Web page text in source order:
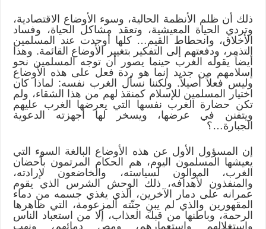
ذلك أن ظلم الأنظمة الحالية، وسوء الأوضاع الاقتصادية،
وتردي الحياة المعيشية، وتعقد مشاكل الحياة، وفساد
الأخلاق، وانحطاط القيم… كلها أوجدت عند المسلمين
التذمر، ودفعتهم إلى التفكير بتغيير الأوضاع القائمة. وهذا
أيضاً يقوله الغرب حينما يصور أن توجه المسلمين نحو
إسلامهم من جديد إنما هو ردة فعل على هذه الأوضاع
وليس فعلاً أصيلاً. ولكننا نسأل الغرب نفسه: لماذا كان
اختيار المسلمين للإسلام كمنقذ لهم من هذا الشقاء، ولم
تكن حضارة الغرب نفسها التي يعرضها الغرب عليهم
ويتفنن في عرضها، ويسخر لها أجهزته الدعوية
الجبارة…؟
إن المسؤول الأول عن هذه الأوضاع البالغة السوء التي
يعيشها المسلمون اليوم، هم الحكام المرتمون بأحضان
الغرب، الموالون لسياسته، والخاضعون لإرادته،
والمنفذون لأهدافه، ذلك الوحش الشرس الذي يقوم
عمرانه على دمار الآخرين، الذي يغذي جسمه من دماء
المقهورين والذي لم يبنِ جنّته المزعومة، التي ظاهرها
الرحمة، وباطنها من قبله العذاب، إلا من استعباد الناس
واستغلالهم واستعمارهم، ومص دمائهم، ونهب